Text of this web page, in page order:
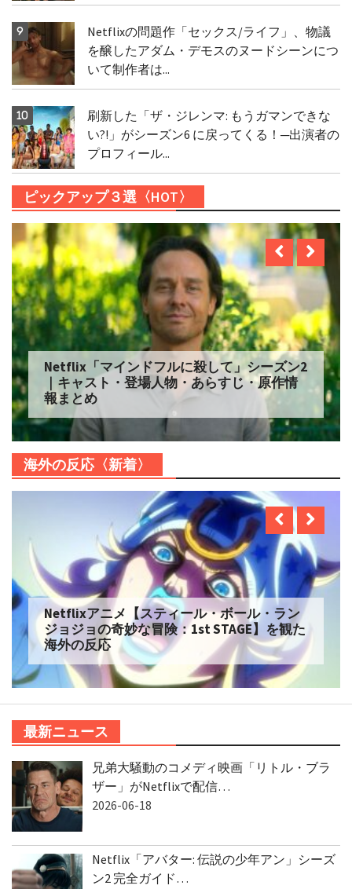
Netflixの問題作「セックス/ライフ」、物議
を醸したアダム・デモスのヌードシーンにつ
いて制作者は...
刷新した「ザ・ジレンマ: もうガマンできな
い?!」がシーズン6 に戻ってくる！─出演者の
プロフィール...
ピックアップ３選〈HOT〉
Netflix「マインドフルに殺して」シーズン2
｜キャスト・登場人物・あらすじ・原作情
報まとめ
海外の反応〈新着〉
Netflixアニメ【スティール・ボール・ラン
ジョジョの奇妙な冒険：1st STAGE】を観た
海外の反応
最新ニュース
兄弟大騒動のコメディ映画「リトル・ブラ
ザー」がNetflixで配信…
2026-06-18
Netflix「アバター: 伝説の少年アン」シーズ
ン2 完全ガイド…